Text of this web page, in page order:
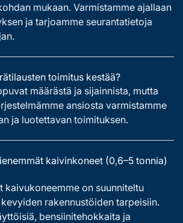
mukaan. Varmistamme ajallaan
ja tarjoamme seurantatietoja
toimitus kestää?
määrästä ja sijainnista, mutta
ansiosta varmistamme
ja luotettavan toimituksen.
kaivinkoneet (0,6–5 tonnia)
kaivukoneemme on suunniteltu
rakennustöiden tarpeisiin.
bensiinitehokkaita ja